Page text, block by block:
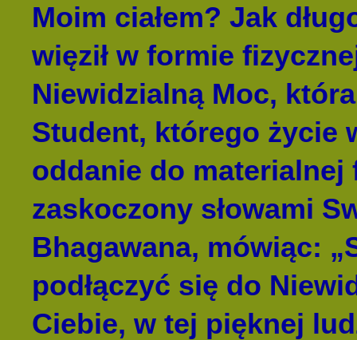
Moim ciałem? Jak
więził w formie
Niewidzialną Moc,
Student, którego życie
oddanie do materialnej
zaskoczony słowami
Bhagawana, mówiąc:
podłączyć się do
Ciebie, w tej pięknej